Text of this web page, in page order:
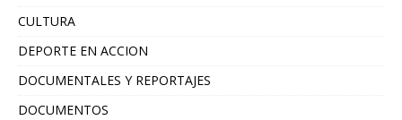
CULTURA
DEPORTE EN ACCION
DOCUMENTALES Y REPORTAJES
DOCUMENTOS